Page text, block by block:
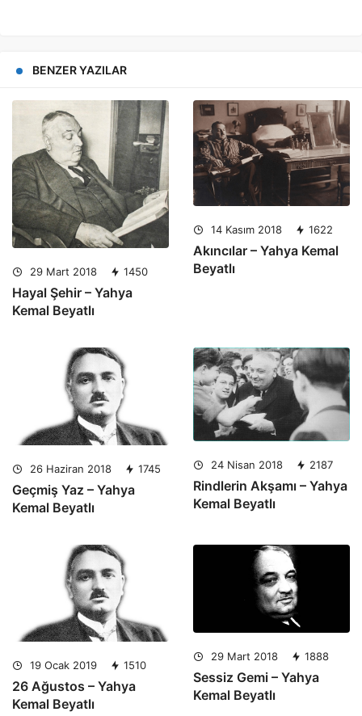
BENZER YAZILAR
29 Mart 2018 1450
Hayal Şehir – Yahya
Kemal Beyatlı
14 Kasım 2018 1622
Akıncılar – Yahya Kemal
Beyatlı
26 Haziran 2018 1745
Geçmiş Yaz – Yahya
Kemal Beyatlı
24 Nisan 2018 2187
Rindlerin Akşamı – Yahya
Kemal Beyatlı
19 Ocak 2019 1510
26 Ağustos – Yahya
Kemal Beyatlı
29 Mart 2018 1888
Sessiz Gemi – Yahya
Kemal Beyatlı